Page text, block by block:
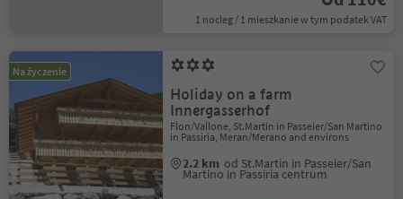
1 nocleg / 1 mieszkanie w tym podatek VAT
Na życzenie
Holiday on a farm
Innergasserhof
Flon/Vallone, St.Martin in Passeier/San Martino
in Passiria, Meran/Merano and environs
2.2 km od St.Martin in Passeier/San
Martino in Passiria centrum